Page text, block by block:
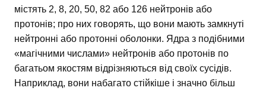
містять 2, 8, 20, 50, 82 або 126 нейтронів або
протонів; про них говорять, що вони мають замкнуті
нейтронні або протонні оболонки. Ядра з подібними
«магічними числами» нейтронів або протонів по
багатьом якостям відрізняються від своїх сусідів.
Наприклад, вони набагато стійкіше і значно більш